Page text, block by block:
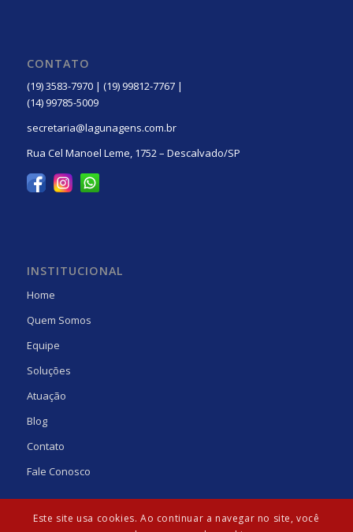
CONTATO
(19) 3583-7970 | (19) 99812-7767 |
(14) 99785-5009
secretaria@lagunagens.com.br
Rua Cel Manoel Leme, 1752 – Descalvado/SP
INSTITUCIONAL
Home
Quem Somos
Equipe
Soluções
Atuação
Blog
Contato
Fale Conosco
Este site usa cookies. Ao continuar a navegar no site, você